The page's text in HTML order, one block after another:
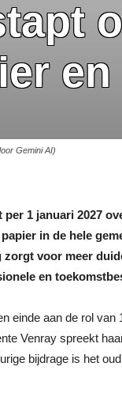
Gemini AI)
per 1 januari 2027
in de hele
zorgt voor meer
en
einde aan de rol
Venray spreekt
bijdrage is het